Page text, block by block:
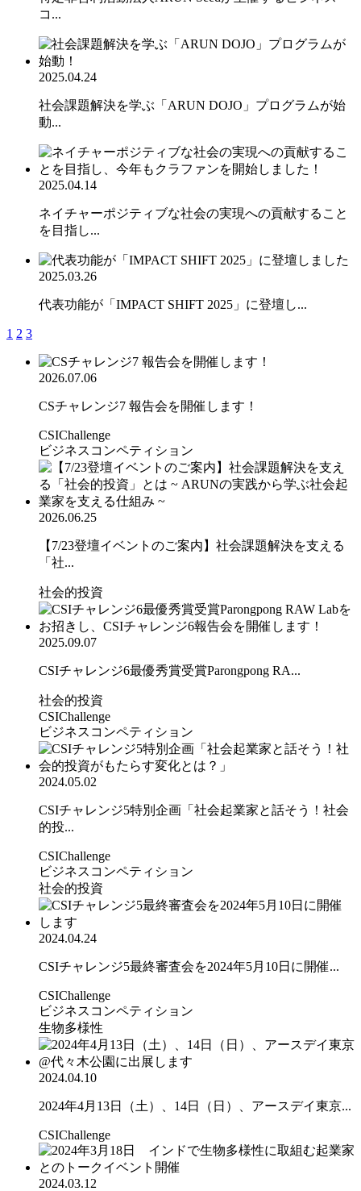
コ...
2025.04.24
社会課題解決を学ぶ「ARUN DOJO」プログラムが始
動...
2025.04.14
ネイチャーポジティブな社会の実現への貢献すること
を目指し...
2025.03.26
代表功能が「IMPACT SHIFT 2025」に登壇し...
1 2 3
2026.07.06
CSチャレンジ7 報告会を開催します！
CSIChallenge
ビジネスコンペティション
2026.06.25
【7/23登壇イベントのご案内】社会課題解決を支える
「社...
社会的投資
2025.09.07
CSIチャレンジ6最優秀賞受賞Parongpong RA...
社会的投資
CSIChallenge
ビジネスコンペティション
2024.05.02
CSIチャレンジ5特別企画「社会起業家と話そう！社会
的投...
CSIChallenge
ビジネスコンペティション
社会的投資
2024.04.24
CSIチャレンジ5最終審査会を2024年5月10日に開催...
CSIChallenge
ビジネスコンペティション
生物多様性
2024.04.10
2024年4月13日（土）、14日（日）、アースデイ東京...
CSIChallenge
2024.03.12